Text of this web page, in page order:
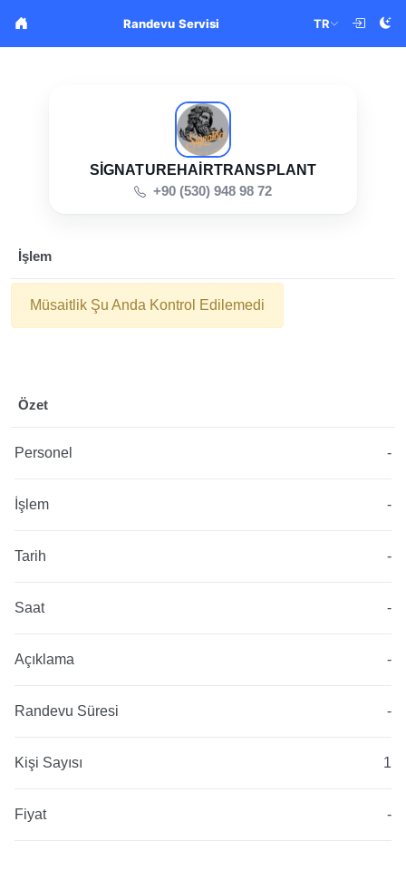
Randevu Servisi TR
SIGNATUREHAIRTRANSPLANT
+90 (530) 948 98 72
İşlem
Müsaitlik Şu Anda Kontrol Edilemedi
Özet
Personel -
İşlem -
Tarih -
Saat -
Açıklama -
Randevu Süresi -
Kişi Sayısı 1
Fiyat -